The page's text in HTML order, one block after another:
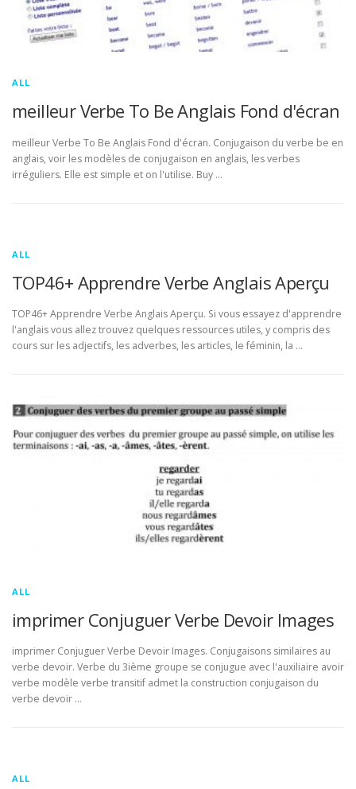
ALL
meilleur Verbe To Be Anglais Fond d'écran
meilleur Verbe To Be Anglais Fond d'écran. Conjugaison du verbe be en
anglais, voir les modèles de conjugaison en anglais, les verbes
irréguliers. Elle est simple et on l'utilise. Buy …
ALL
TOP46+ Apprendre Verbe Anglais Aperçu
TOP46+ Apprendre Verbe Anglais Aperçu. Si vous essayez d'apprendre
l'anglais vous allez trouvez quelques ressources utiles, y compris des
cours sur les adjectifs, les adverbes, les articles, le féminin, la …
ALL
imprimer Conjuguer Verbe Devoir Images
imprimer Conjuguer Verbe Devoir Images. Conjugaisons similaires au
verbe devoir. Verbe du 3ième groupe se conjugue avec l'auxiliaire avoir
verbe modèle verbe transitif admet la construction conjugaison du
verbe devoir …
ALL